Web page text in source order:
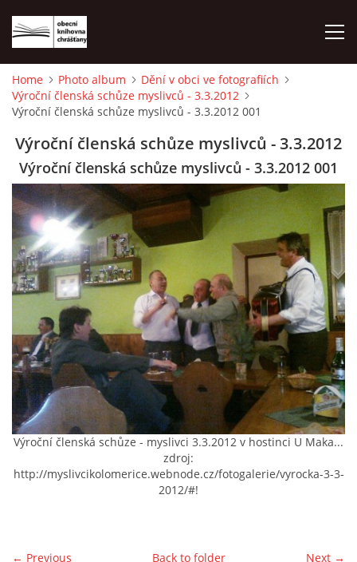
HOME
PHOTO ALBUM
© 2026 eStránky.cz |WebSlice Updated: 2026-08-01| Up ↑
Home Photo album
Dění v obci ve fotografiích
Výroční členská schůze myslivců - 3.3.2012
Výroční členská schůze myslivců - 3.3.2012 001
Výroční členská schůze myslivců - 3.3.2012
Výroční členská schůze myslivců - 3.3.2012 001
Výroční členská schůze - myslivci 3.3.2012 v hostinci U Maka...
zdroj:
http://myslivcikolomerice.webnode.cz/fotogalerie/vyrocka-3-3-
2012/#!
← Previous Next →
Back to folder